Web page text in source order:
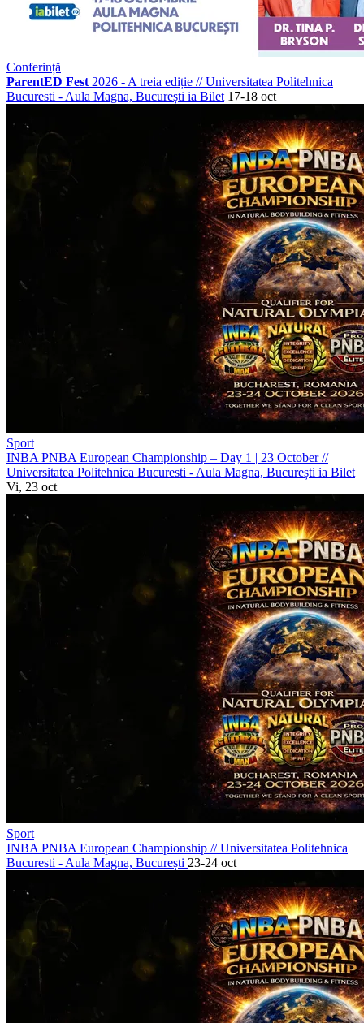
Conferință
ParentED Fest 2026 - A treia ediție //Universitatea Politehnica
Bucuresti - Aula Magna, București ia Bilet 17-18 oct
Sport
INBA PNBA European Championship – Day 1 | 23 October//
Universitatea Politehnica Bucuresti - Aula Magna, București ia Bilet
Vi, 23 oct
Sport
INBA PNBA European Championship //Universitatea Politehnica
Bucuresti - Aula Magna, București 23-24 oct